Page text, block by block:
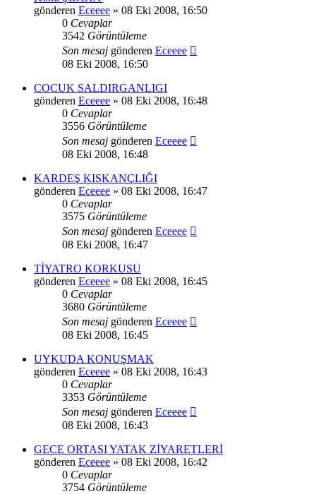
gönderen Eceeee » 08 Eki 2008, 16:50
0 Cevaplar
3542 Görüntüleme
Son mesaj gönderen Eceeee
08 Eki 2008, 16:50
COCUK SALDIRGANLIGI
gönderen Eceeee » 08 Eki 2008, 16:48
0 Cevaplar
3556 Görüntüleme
Son mesaj gönderen Eceeee
08 Eki 2008, 16:48
KARDEŞ KISKANÇLIĞI
gönderen Eceeee » 08 Eki 2008, 16:47
0 Cevaplar
3575 Görüntüleme
Son mesaj gönderen Eceeee
08 Eki 2008, 16:47
TİYATRO KORKUSU
gönderen Eceeee » 08 Eki 2008, 16:45
0 Cevaplar
3680 Görüntüleme
Son mesaj gönderen Eceeee
08 Eki 2008, 16:45
UYKUDA KONUŞMAK
gönderen Eceeee » 08 Eki 2008, 16:43
0 Cevaplar
3353 Görüntüleme
Son mesaj gönderen Eceeee
08 Eki 2008, 16:43
GECE ORTASI YATAK ZİYARETLERİ
gönderen Eceeee » 08 Eki 2008, 16:42
0 Cevaplar
3754 Görüntüleme